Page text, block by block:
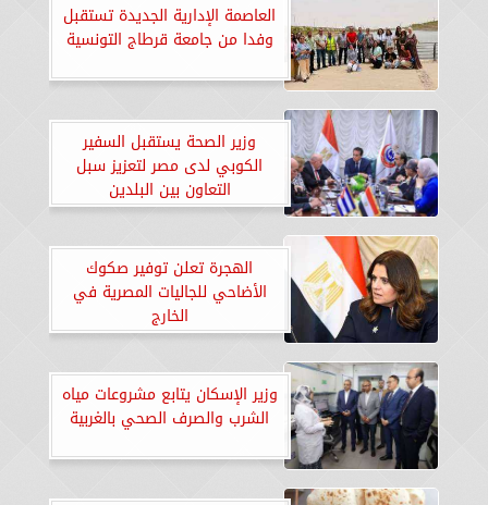
العاصمة الإدارية الجديدة تستقبل
وفدا من جامعة قرطاج التونسية
وزير الصحة يستقبل السفير
الكوبي لدى مصر لتعزيز سبل
التعاون بين البلدين
الهجرة تعلن توفير صكوك
الأضاحي للجاليات المصرية في
الخارج
وزير الإسكان يتابع مشروعات مياه
الشرب والصرف الصحي بالغربية